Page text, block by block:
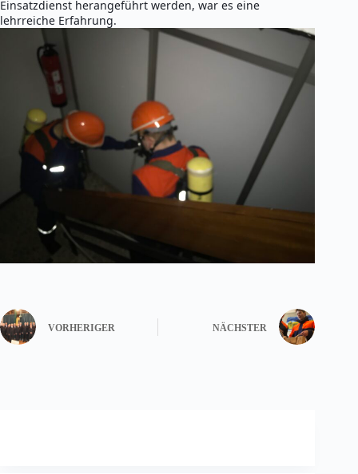
Einsatzdienst herangeführt werden, war es eine
lehrreiche Erfahrung.
VORHERIGER NÄCHSTER